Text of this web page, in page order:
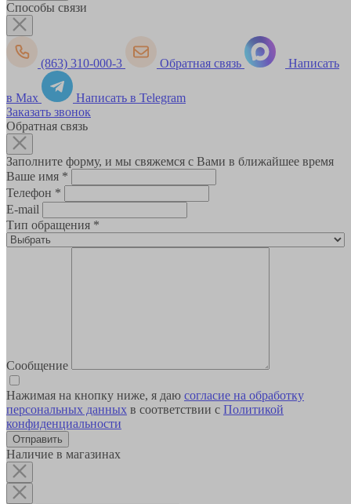
Способы связи
(863) 310-000-3 Обратная связь Написать
в Max
Написать в Telegram
Заказать звонок
Обратная связь
Заполните форму, и мы свяжемся с Вами в ближайшее время
Ваше имя *
Телефон *
E-mail
Тип обращения *
Сообщение
Нажимая на кнопку ниже, я даю согласие на обработку
персональных данных в соответствии с Политикой
конфиденциальности
Наличие в магазинах